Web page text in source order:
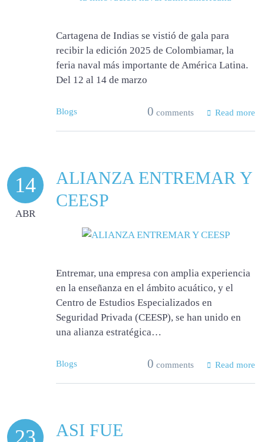
Cartagena de Indias se vistió de gala para
recibir la edición 2025 de Colombiamar, la
feria naval más importante de América Latina.
Del 12 al 14 de marzo
Blogs 0 comments Read more
14
ABR
ALIANZA ENTREMAR Y
CEESP
Entremar, una empresa con amplia experiencia
en la enseñanza en el ámbito acuático, y el
Centro de Estudios Especializados en
Seguridad Privada (CEESP), se han unido en
una alianza estratégica…
Blogs 0 comments Read more
23 ASI FUE